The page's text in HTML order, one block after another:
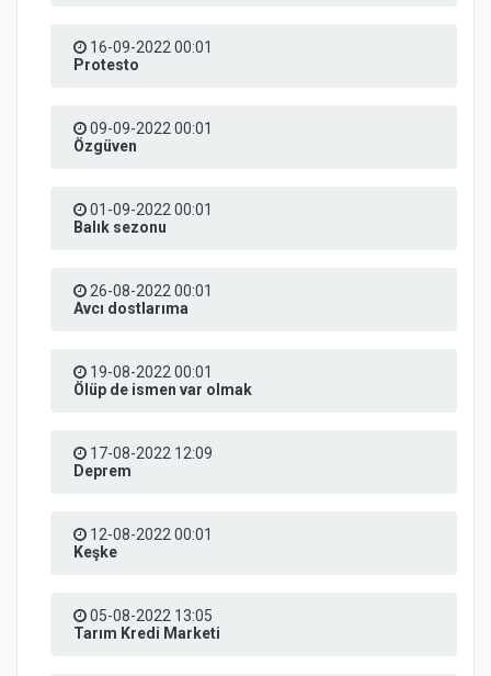
16-09-2022 00:01
Protesto
09-09-2022 00:01
Özgüven
01-09-2022 00:01
Balık sezonu
26-08-2022 00:01
Avcı dostlarıma
19-08-2022 00:01
Ölüp de ismen var olmak
17-08-2022 12:09
Deprem
12-08-2022 00:01
Keşke
05-08-2022 13:05
Tarım Kredi Marketi